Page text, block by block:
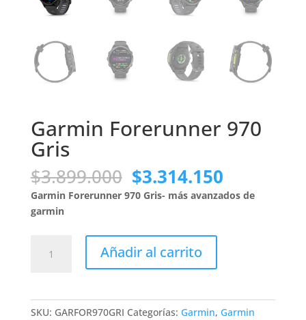
Garmin Forerunner 970
Gris
$3.899.000 El
precio
original
$3.899.000.
$3.314.150El
precio
actual
Garmin Forerunner 970 Gris- más avanzados de
garmin
Forerunner
Añadir al carrito
SKU: GARFOR970GRI Categorías: Garmin, Garmin